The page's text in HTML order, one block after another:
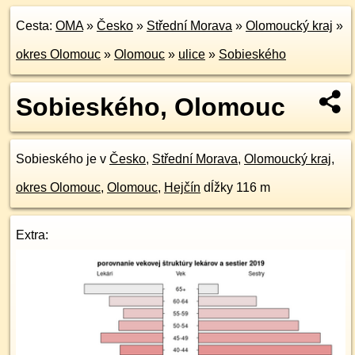
Cesta: OMA» Česko » Střední Morava » Olomoucký kraj »
okres Olomouc » Olomouc » ulice » Sobieského
Sobieského, Olomouc
Sobieského je v Česko, Střední Morava, Olomoucký kraj,
okres Olomouc, Olomouc, Hejčín dĺžky 116 m
Extra: